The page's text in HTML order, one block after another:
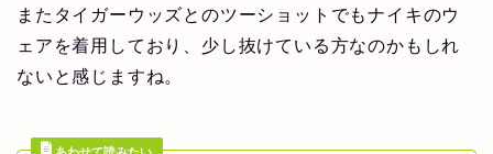
またタイガーウッズとのツーショットでもナイキのウ
ェアを着用しており、少し抜けている方なのかもしれ
ないと感じますね。